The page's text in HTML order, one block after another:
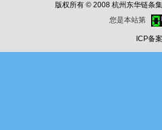
版权所有 © 2008 杭州东华链条
您是本站第
ICP备